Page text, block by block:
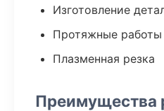
Изготовление
Протяжные работы
Плазменная резка
Преимущества